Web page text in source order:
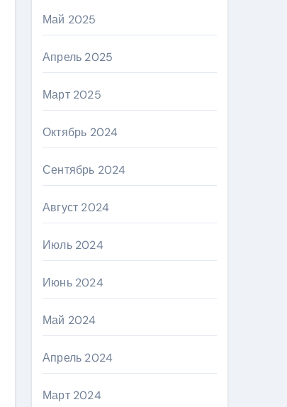
Май 2025
Апрель 2025
Март 2025
Октябрь 2024
Сентябрь 2024
Август 2024
Июль 2024
Июнь 2024
Май 2024
Апрель 2024
Март 2024